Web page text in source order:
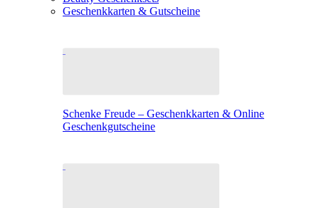
Geschenkkarten & Gutscheine
Schenke Freude – Geschenkkarten & Online
Geschenkgutscheine